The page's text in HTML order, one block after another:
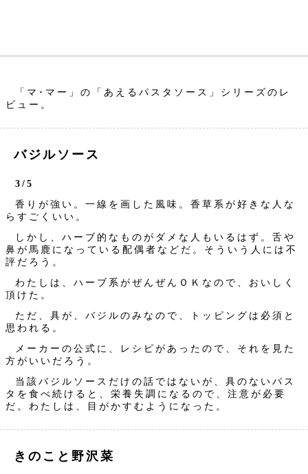
「マ･マー」の「あえるパスタソース」シリーズのレ
ビュー。
バジルソース
3/5
香りが強い。一線を画した風味。香草系が好きな人な
らすごくいい。
しかし、ハーブ的なものがダメな人もいるはず。舌や
鼻が馬鹿になっている配偶者などだ。そういう人には不
評だろう。
わたしは、ハーブ系がぜんぜんＯＫなので、おいしく
頂けた。
ただ、具が、バジルのみなので、トッピングは必須と
思われる。
メーカーの公式に、レシピがあったので、それを見た
方がいいだろう。
当該バジルソースだけの話ではないが、具のないパス
タを食べ続けると、栄養失調になるので、注意が必要
だ。わたしは、目がかすむようになった。
きのこと野沢菜